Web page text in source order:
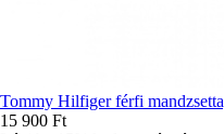
Tommy Hilfiger férfi
15 900 Ft